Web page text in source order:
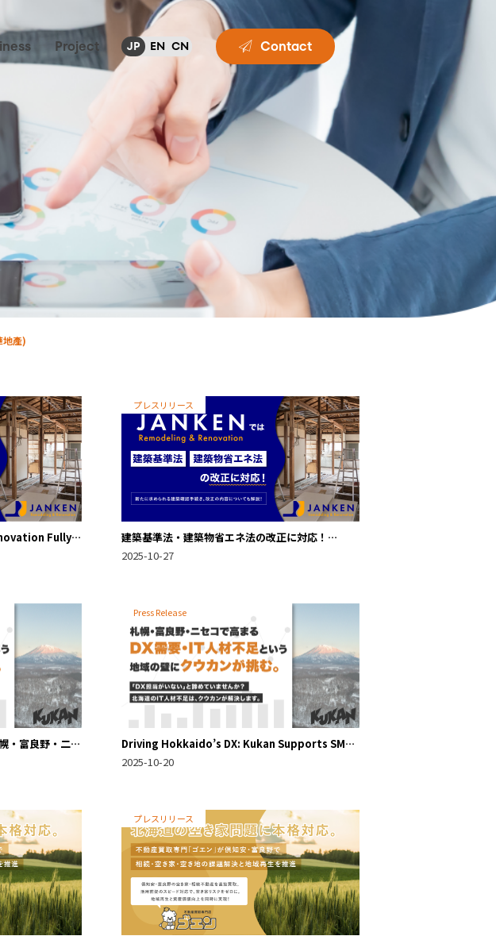
Project JP EN CN Contact
地產)
Fully
Codes
プレスリリース
建築基準法・建築物省エネ法の改正に対応！
JANKENのリフォーム・リノベーション
2025-10-27
・富良野・二世
Press Release
Driving Hokkaido’s DX: Kukan Supports SMB
Digitalization in Sapporo, Furano, and
2025-10-20
プレスリリース